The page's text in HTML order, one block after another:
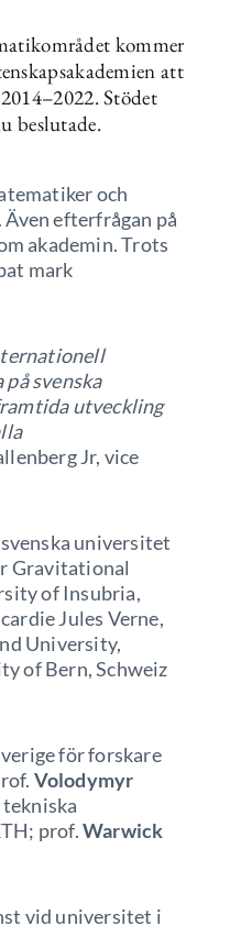
kommer
att
Stödet
beslutade.
och
efterfrågan på
akademin. Trots
mark
svenska
utveckling
Jr, vice
universitet
Gravitational
of Insubria,
Jules Verne,
University,
of Bern, Schweiz
för forskare
Volodymyr
tekniska
prof.Warwick
vid universitet i